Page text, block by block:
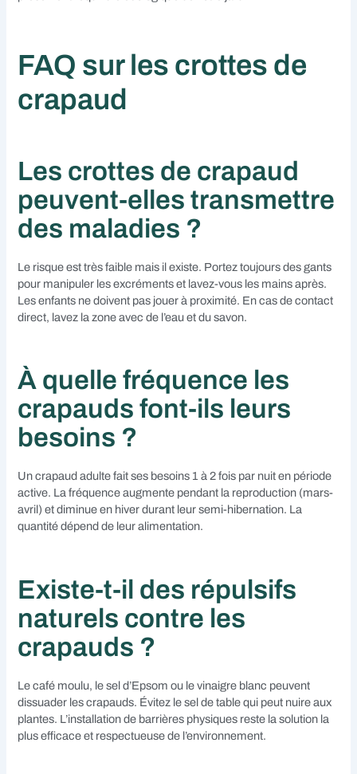
FAQ sur les crottes de
crapaud
Les crottes de crapaud
peuvent-elles transmettre
des maladies ?
Le risque est très faible mais il existe. Portez toujours des gants
pour manipuler les excréments et lavez-vous les mains après.
Les enfants ne doivent pas jouer à proximité. En cas de contact
direct, lavez la zone avec de l’eau et du savon.
À quelle fréquence les
crapauds font-ils leurs
besoins ?
Un crapaud adulte fait ses besoins 1 à 2 fois par nuit en période
active. La fréquence augmente pendant la reproduction (mars-
avril) et diminue en hiver durant leur semi-hibernation. La
quantité dépend de leur alimentation.
Existe-t-il des répulsifs
naturels contre les
crapauds ?
Le café moulu, le sel d’Epsom ou le vinaigre blanc peuvent
dissuader les crapauds. Évitez le sel de table qui peut nuire aux
plantes. L’installation de barrières physiques reste la solution la
plus efficace et respectueuse de l’environnement.